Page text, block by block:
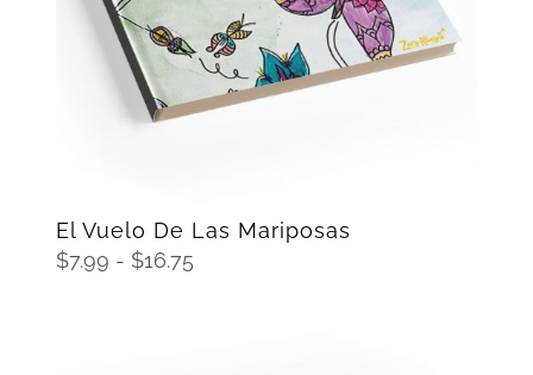
DETAILS
El Vuelo De Las Mariposas
$7.99 - $16.75Rango